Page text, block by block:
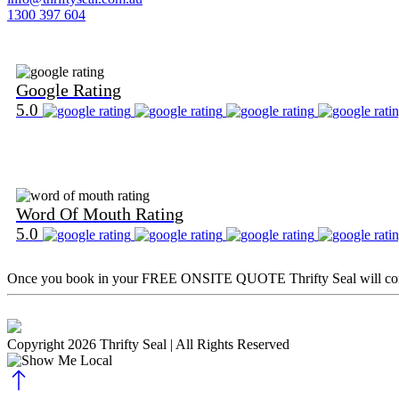
1300 397 604
Google Rating
5.0
Word Of Mouth Rating
5.0
Once you book in yourFREE ONSITE QUOTE Thrifty Seal will
Copyright 2026 Thrifty Seal | All Rights Reserved